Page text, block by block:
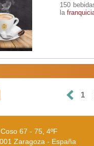
150
la
1
67 - 75, 4ºF
Zaragoza - España